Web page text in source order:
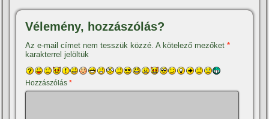
Vélemény, hozzászólás?
Az e-mail címet nem tesszük közzé. A kötelező mezőket*
karakterrel jelöltük
Hozzászólás*